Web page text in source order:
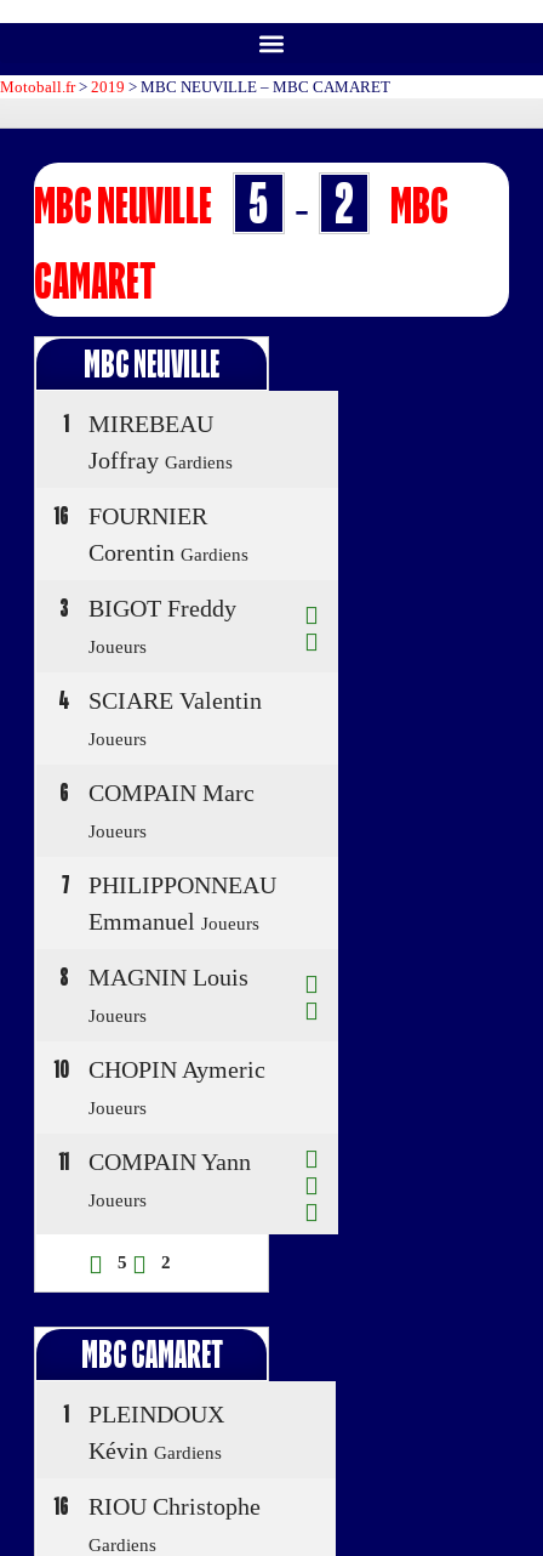
Motoball.fr> 2019 > MBC NEUVILLE – MBC CAMARET
MBC NEUVILLE 5 - 2
MBC
CAMARET
MBC NEUVILLE
1
MIREBEAU
Joffray Gardiens
16
FOURNIER
Corentin Gardiens
3 BIGOT Freddy
Joueurs
4 SCIARE Valentin
Joueurs
6 COMPAIN Marc
Joueurs
7
PHILIPPONNEAU
Emmanuel Joueurs
8 MAGNIN Louis
Joueurs
10 CHOPIN Aymeric
Joueurs
11 COMPAIN Yann
Joueurs
5 2
MBC CAMARET
1
PLEINDOUX
Kévin Gardiens
16 RIOU Christophe
Gardiens